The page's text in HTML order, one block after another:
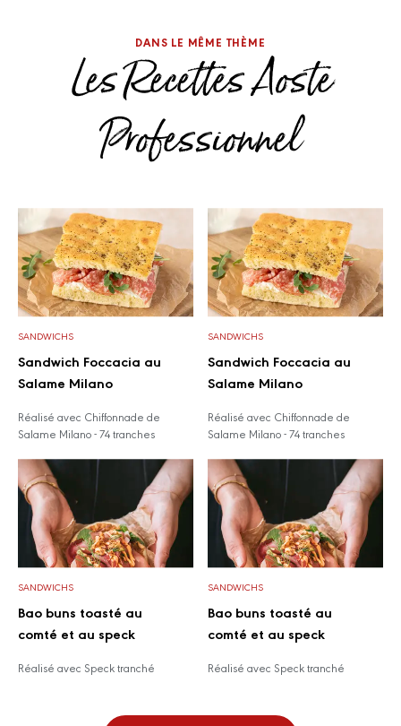
DANS LE MÊME THÈME
Les Recettes Aoste
Professionnel
SANDWICHS
Sandwich Foccacia au
Salame Milano
Réalisé avec Chiffonnade de
Salame Milano - 74 tranches
SANDWICHS
Sandwich Foccacia au
Salame Milano
Réalisé avec Chiffonnade de
Salame Milano - 74 tranches
SANDWICHS
Bao buns toasté au
comté et au speck
Réalisé avec Speck tranché
SANDWICHS
Bao buns toasté au
comté et au speck
Réalisé avec Speck tranché